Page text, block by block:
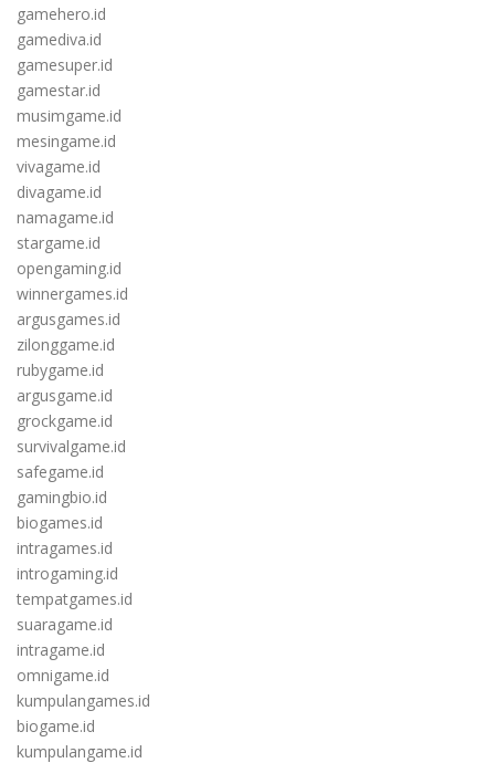
gamehero.id
gamediva.id
gamesuper.id
gamestar.id
musimgame.id
mesingame.id
vivagame.id
divagame.id
namagame.id
stargame.id
opengaming.id
winnergames.id
argusgames.id
zilonggame.id
rubygame.id
argusgame.id
grockgame.id
survivalgame.id
safegame.id
gamingbio.id
biogames.id
intragames.id
introgaming.id
tempatgames.id
suaragame.id
intragame.id
omnigame.id
kumpulangames.id
biogame.id
kumpulangame.id